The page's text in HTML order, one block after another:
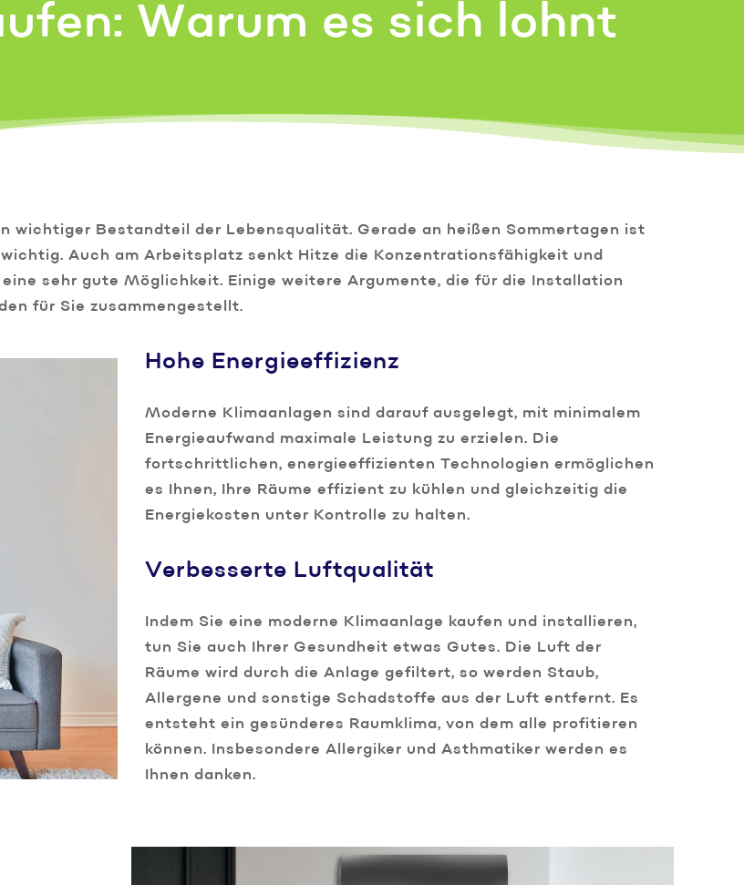
Warum es sich lohnt
wichtiger Bestandteil der Lebensqualität. Gerade an heißen Sommertagen ist
Auch am Arbeitsplatz senkt Hitze die Konzentrationsfähigkeit und
sehr gute Möglichkeit. Einige weitere Argumente, die für die Installation
für Sie zusammengestellt.
Hohe Energieeffizienz
Moderne Klimaanlagen sind darauf ausgelegt, mit minimalem
Energieaufwand maximale Leistung zu erzielen. Die
fortschrittlichen, energieeffizienten Technologien ermöglichen
es Ihnen, Ihre Räume effizient zu kühlen und gleichzeitig die
Energiekosten unter Kontrolle zu halten.
Verbesserte Luftqualität
Indem Sie eine moderne Klimaanlage kaufen und installieren,
tun Sie auch Ihrer Gesundheit etwas Gutes. Die Luft der
Räume wird durch die Anlage gefiltert, so werden Staub,
Allergene und sonstige Schadstoffe aus der Luft entfernt. Es
entsteht ein gesünderes Raumklima, von dem alle profitieren
können. Insbesondere Allergiker und Asthmatiker werden es
Ihnen danken.